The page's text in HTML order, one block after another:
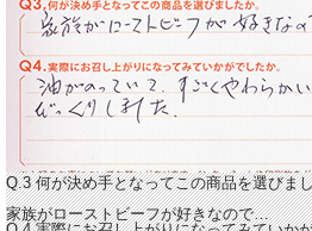
Q.3 何が決め手となってこの商品を選びま
家族がローストビーフが好きなので…